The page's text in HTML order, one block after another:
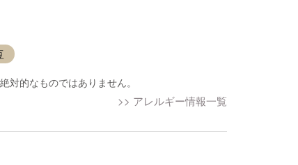
対的なものではありません。
>> アレルギー情報一覧